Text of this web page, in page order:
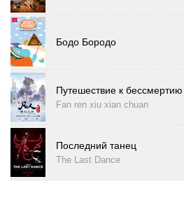
Бодо Бородо
Путешествие к бессмертию
Fan ren xiu xian chuan
Последний танец
The Last Dance